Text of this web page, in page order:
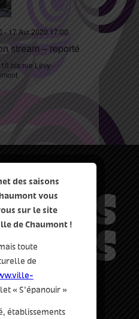
-17 Avr 2020 17:00
stream – reporté
15 bis rue Lévy-
des saisons
vous
sur le site
de Chaumont !
toute
de
« S’épanouir »
établissements